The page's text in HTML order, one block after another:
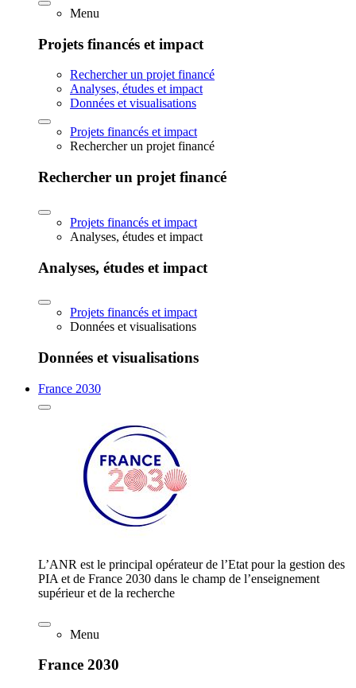
Menu
Projets financés et impact
Rechercher un projet financé
Analyses, études et impact
Données et visualisations
Projets financés et impact
Rechercher un projet financé
Rechercher un projet financé
Projets financés et impact
Analyses, études et impact
Analyses, études et impact
Projets financés et impact
Données et visualisations
Données et visualisations
France 2030
L’ANR est le principal opérateur de l’Etat pour la gestion des
PIA et de France 2030 dans le champ de l’enseignement
supérieur et de la recherche
Menu
France 2030